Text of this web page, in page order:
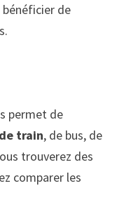
bénéficier de
permet de
train, de bus, de
trouverez des
comparer les